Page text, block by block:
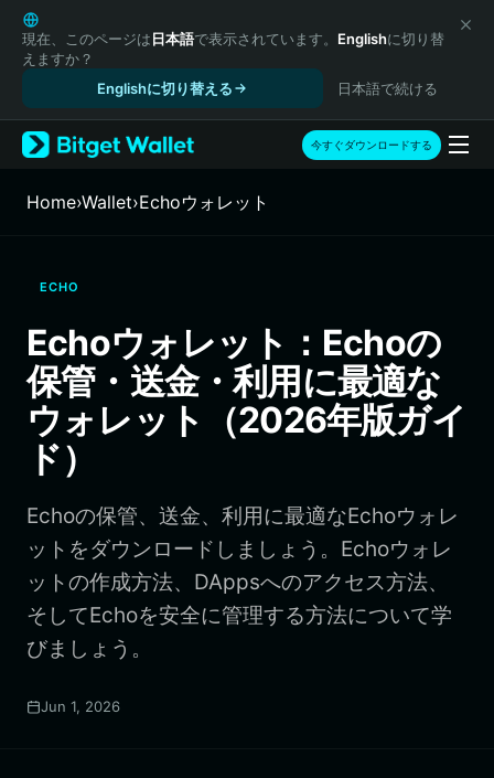
English
日本語
Tiếng Việt
Español (Latinoamérica)
Türkçe
Français
繁體中文
Bahasa Indonesia
ภาษาไทย
हिन्दी
Español
Português (Brasil)
現在、このページは日本語で表示されています。 Englishに切り替
えますか？
Englishに切り替える
日本語で続ける
今すぐダウンロードする
Home›Wallet›Echoウォレット
ECHO
Echoウォレット：Echoの
保管・送金・利用に最適な
ウォレット（2026年版ガイ
ド）
Echoの保管、送金、利用に最適なEchoウォレ
ットをダウンロードしましょう。Echoウォレ
ットの作成方法、DAppsへのアクセス方法、
そしてEchoを安全に管理する方法について学
びましょう。
Jun 1, 2026